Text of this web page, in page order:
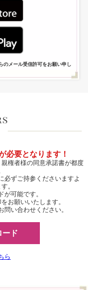
メール受信許可をお願い申し
必要となります！
権者様の同意承諾書が都度
必ずご持参くださいますよ
。
が可能です。
お願いいたします。
い合わせください。
ード
ら